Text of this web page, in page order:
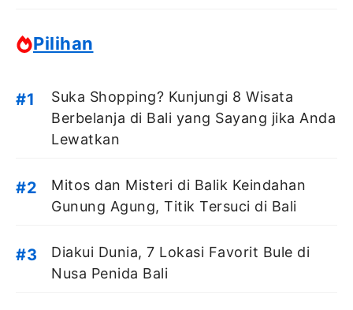
Pilihan
Suka Shopping? Kunjungi 8 Wisata
Berbelanja di Bali yang Sayang jika Anda
Lewatkan
Mitos dan Misteri di Balik Keindahan
Gunung Agung, Titik Tersuci di Bali
Diakui Dunia, 7 Lokasi Favorit Bule di
Nusa Penida Bali